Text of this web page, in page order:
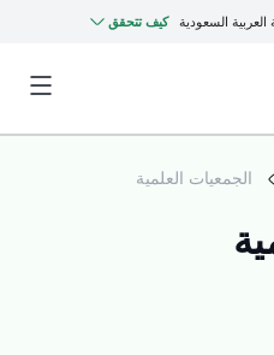
السعودية كيف تتحقق
الجمعيات العلمية